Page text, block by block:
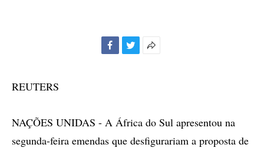
REUTERS
NAÇÕES UNIDAS - A África do Sul apresentou na
segunda-feira emendas que desfigurariam a proposta de